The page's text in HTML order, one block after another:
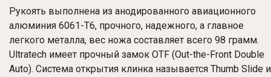
Рукоять выполнена из анодированного авиационного
алюминия 6061-T6, прочного, надежного, а главное
легкого металла, вес ножа составляет всего 98 грамм.
Ultratech имеет прочный замок OTF (Out-the-Front Double
Auto). Система открытия клинка называется Thumb Slide и